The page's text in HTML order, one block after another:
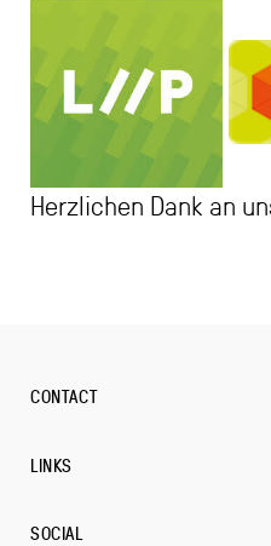
Herzlichen Dank an
CONTACT
LINKS
SOCIAL